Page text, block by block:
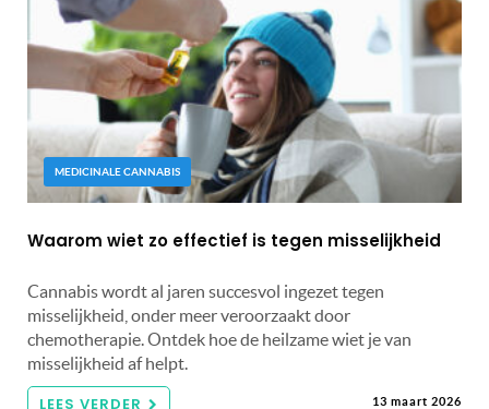
MEDICINALE CANNABIS
Waarom wiet zo effectief is tegen misselijkheid
Cannabis wordt al jaren succesvol ingezet tegen
misselijkheid, onder meer veroorzaakt door
chemotherapie. Ontdek hoe de heilzame wiet je van
misselijkheid af helpt.
LEES VERDER 13 maart 2026